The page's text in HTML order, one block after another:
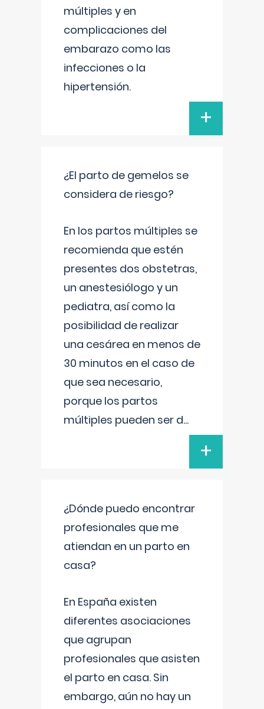
múltiples y en
complicaciones del
embarazo como las
infecciones o la
hipertensión.
+
¿El parto de gemelos se
considera de riesgo?
En los partos múltiples se
recomienda que estén
presentes dos obstetras,
un anestesiólogo y un
pediatra, así como la
posibilidad de realizar
una cesárea en menos de
30 minutos en el caso de
que sea necesario,
porque los partos
múltiples pueden ser d...
+
¿Dónde puedo encontrar
profesionales que me
atiendan en un parto en
casa?
En España existen
diferentes asociaciones
que agrupan
profesionales que asisten
el parto en casa. Sin
embargo, aún no hay un